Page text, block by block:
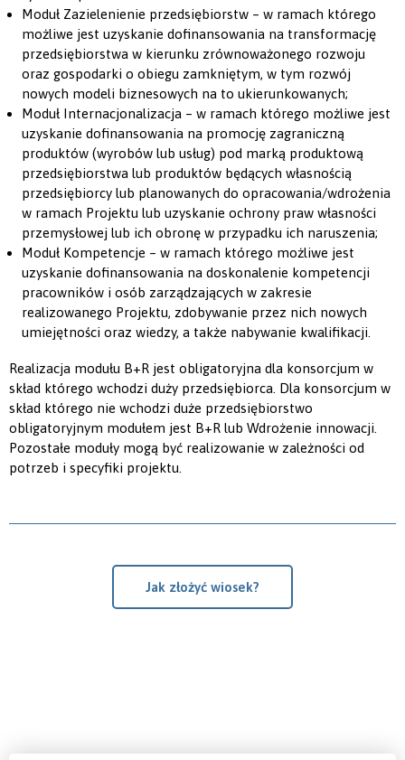
Moduł Zazielenienie przedsiębiorstw – w ramach którego
możliwe jest uzyskanie dofinansowania na transformację
przedsiębiorstwa w kierunku zrównoważonego rozwoju
oraz gospodarki o obiegu zamkniętym, w tym rozwój
nowych modeli biznesowych na to ukierunkowanych;
Moduł Internacjonalizacja – w ramach którego możliwe jest
uzyskanie dofinansowania na promocję zagraniczną
produktów (wyrobów lub usług) pod marką produktową
przedsiębiorstwa lub produktów będących własnością
przedsiębiorcy lub planowanych do opracowania/wdrożenia
w ramach Projektu lub uzyskanie ochrony praw własności
przemysłowej lub ich obronę w przypadku ich naruszenia;
Moduł Kompetencje – w ramach którego możliwe jest
uzyskanie dofinansowania na doskonalenie kompetencji
pracowników i osób zarządzających w zakresie
realizowanego Projektu, zdobywanie przez nich nowych
umiejętności oraz wiedzy, a także nabywanie kwalifikacji.
Realizacja modułu B+R jest obligatoryjna dla konsorcjum w
skład którego wchodzi duży przedsiębiorca. Dla konsorcjum w
skład którego nie wchodzi duże przedsiębiorstwo
obligatoryjnym modułem jest B+R lub Wdrożenie innowacji.
Pozostałe moduły mogą być realizowanie w zależności od
potrzeb i specyfiki projektu.
Jak złożyć wiosek?